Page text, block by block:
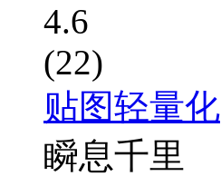
4.6
(22)
贴图轻量化
瞬息千里